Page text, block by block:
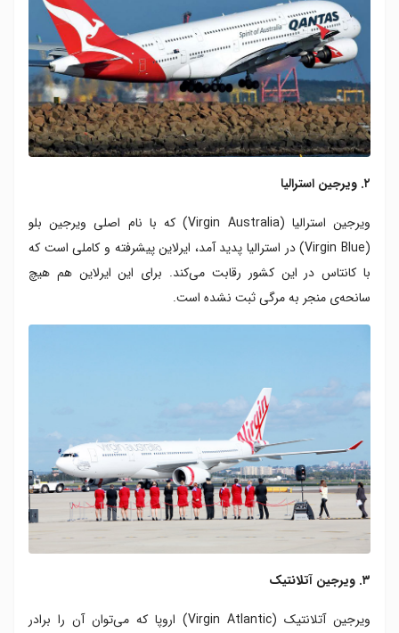
۲. ویرجین استرالیا
ویرجین استرالیا (Virgin Australia) که با نام اصلی ویرجین بلو
(Virgin Blue) در استرالیا پدید آمد، ایرلاین پیشرفته و کاملی است که
با کانتاس در این کشور رقابت می‌کند. برای این ایرلاین هم هیچ
سانحه‌ی منجر به مرگی ثبت نشده است.
۳. ویرجین آتلانتیک
ویرجین آتلانتیک (Virgin Atlantic) اروپا که می‌توان آن را برادر